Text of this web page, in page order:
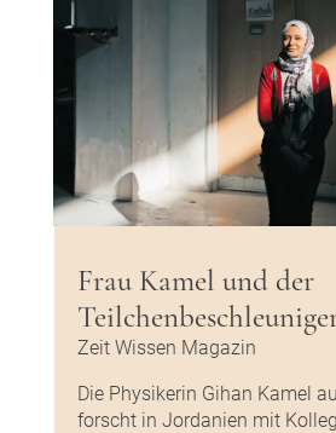
Frau Kamel und der
Zeit Wissen Magazin
Die Physikerin Gihan Kamel
forscht in Jordanien mit